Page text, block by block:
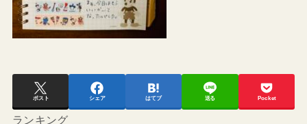
ポスト シェア はてブ 送る Pocket
ランキング